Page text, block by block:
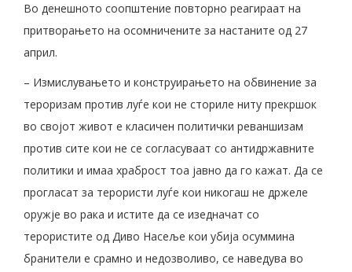
Во денешното соопштение повторно реагираат на
притворањето на осомничените за настаните од 27
април.
– Измислувањето и конструирањето на обвинение за
тероризам против луѓе кои не сториле ниту прекршок
во својот живот е класичен политички реваншизам
против сите кои не се согласуваат со антидржавните
политики и имаа храброст тоа јавно да го кажат. Да се
прогласат за терористи луѓе кои никогаш не држеле
оружје во рака и истите да се изедначат со
терористите од Диво Насеље кои убија осуммина
бранители е срамно и недозволиво, се наведува во